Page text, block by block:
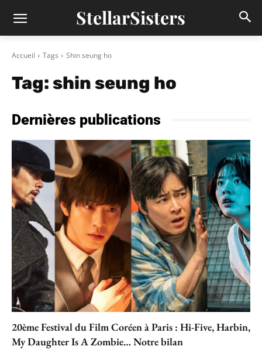
StellarSisters
Accueil Tags Shin seung ho
Tag:shin seung ho
Dernières publications
20ème Festival du Film Coréen à Paris : Hi-Five, Harbin,
My Daughter Is A Zombie… Notre bilan